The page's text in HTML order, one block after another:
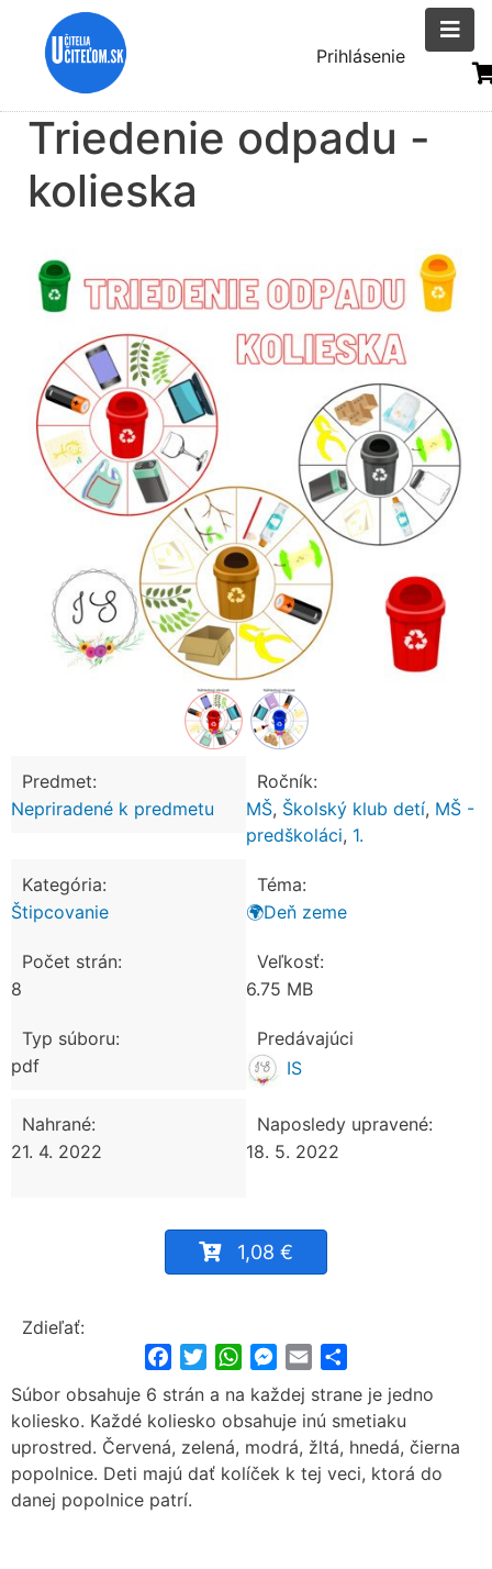
Menu
účtu
Prihlásenie
Triedenie odpadu -
kolieska
Predmet:
Nepriradené k predmetu
Ročník:
MŠ, Školský klub detí, MŠ -
predškoláci, 1.
Kategória:
Štipcovanie
Téma:
🌍Deň zeme
Počet strán:
8
Veľkosť:
6.75 MB
Typ súboru:
pdf
Predávajúci
IS
Nahrané:
21. 4. 2022
Naposledy upravené:
18. 5. 2022
1,08 €
Zdieľať:
FacebookTwitterWhatsApp
Messenger
Email
Súbor obsahuje 6 strán a na každej strane je jedno
koliesko. Každé koliesko obsahuje inú smetiaku
uprostred. Červená, zelená, modrá, žltá, hnedá, čierna
popolnice. Deti majú dať kolíček k tej veci, ktorá do
danej popolnice patrí.